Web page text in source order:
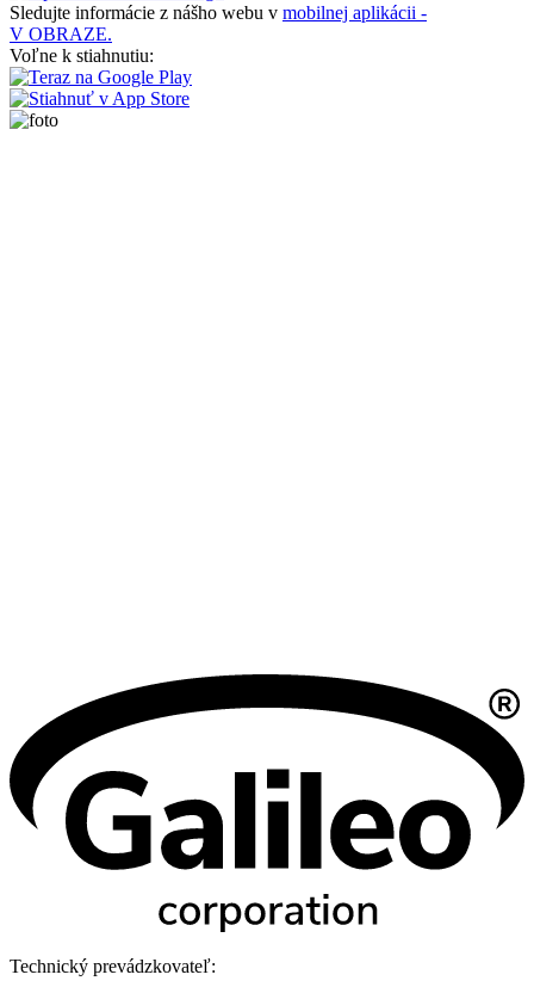
Sledujte informácie z nášho webu v mobilnej aplikácii -
V OBRAZE.
Voľne k stiahnutiu:
Technický prevádzkovateľ: